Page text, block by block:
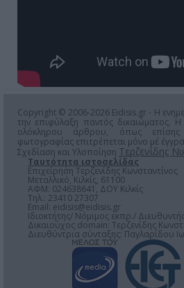
Copyright © 2006-2026 Eidisis.gr - Η
την επιφύλαξη παντός δικαιώματος.
ολόκληρου άρθρου, όπως
φωτογραφίας επιτρέπεται μόνο μέ
Σχεδίαση και Υλοποίηση Τερζενίδης
Ταυτότητα ιστοσελίδας
Επιχείρηση Τερζενίδης Κωνσταντίνος
Μεταλλικό, Κιλκίς, 61100
ΑΦΜ: 024638641, ΔΟΥ Κιλκίς
Τηλ.: 23410 27307
Email: eidisis@eidisis.gr
Ιδιοκτήτης/ Νόμιμος εκπρ./
Δικαιούχος domain: Τερζενίδης
Διευθύντρια σύνταξης: Παγλαρίδου